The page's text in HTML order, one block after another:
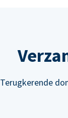
Terugkerende